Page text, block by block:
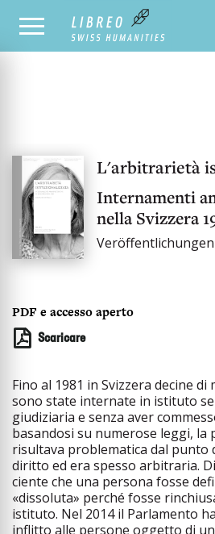
OUR CATALOGUE
L'arbitrarietà
Internamenti
nella Svizzera
PDF e accesso aperto
Scaricare
Fino al 1981 in Svizzera decine
sono state internate in istituto
giudiziaria e senza aver
basandosi su numerose leggi, la
risultava proble­matica dal punto
diritto ed era spesso arbitraria.
ciente che una persona fosse
«dissoluta» perché fosse
istituto. Nel 2014 il Parlamento
inflitto alle persone oggetto di